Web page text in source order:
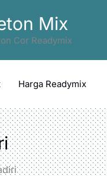
Mix
Cor Readymix
Harga Readymix